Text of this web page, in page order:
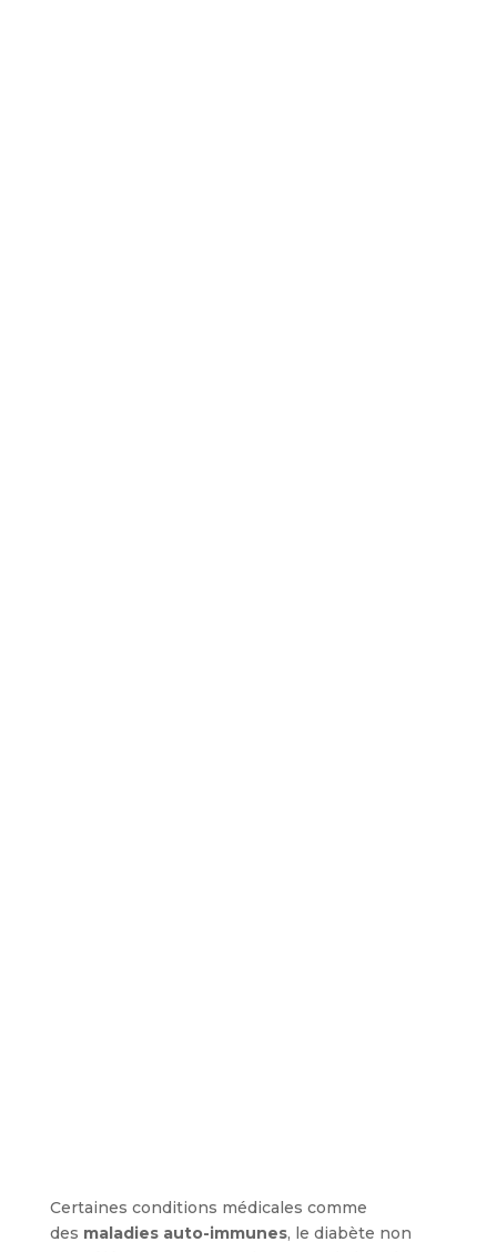
Certaines conditions médicales comme
des maladies auto-immunes, le diabète non